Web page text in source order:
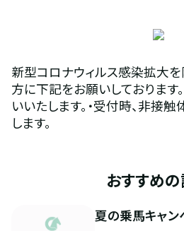
新型コロナウィルス感染拡大を
方に下記をお願いしております
いいたします。・受付時、非接
します。
おすすめ
夏の乗馬キャン